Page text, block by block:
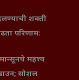
शक्ती
परिणाम:
महत्त्व
सोशल